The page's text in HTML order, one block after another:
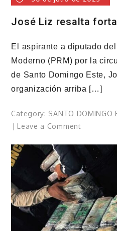
José Liz resalta
El aspirante a diputado
Moderno (PRM) por la
de Santo Domingo Este,
organización arriba […]
Category: SANTO DOMINGO
Leave a Commenton
fortaleza
del
PRM